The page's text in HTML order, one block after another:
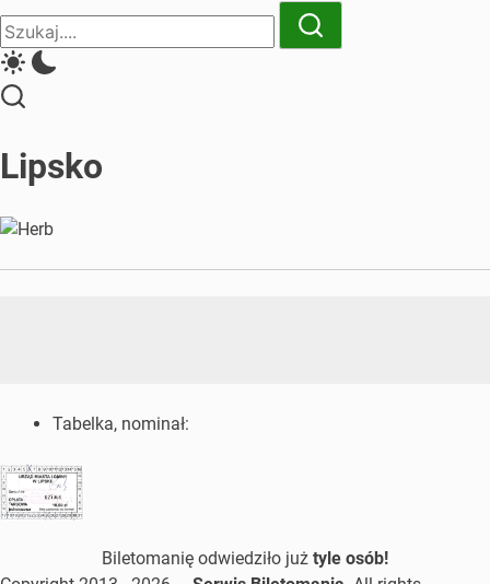
Close
Search
Search
Lipsko
Tabelka, nominał:
Biletomanię odwiedziło już tyle osób!